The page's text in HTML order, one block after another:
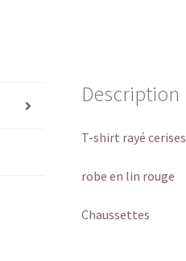
Description
T-shirt rayé cerises
robe en lin rouge
Chaussettes